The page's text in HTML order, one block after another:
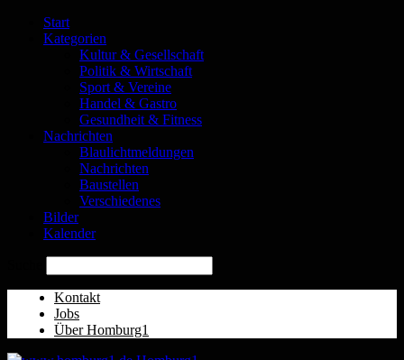
Start
Kategorien
Kultur & Gesellschaft
Politik & Wirtschaft
Sport & Vereine
Handel & Gastro
Gesundheit & Fitness
Nachrichten
Blaulichtmeldungen
Nachrichten
Baustellen
Verschiedenes
Bilder
Kalender
Kontakt
Jobs
Über Homburg1